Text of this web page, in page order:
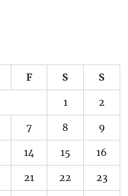
F S S
1 2
7 8 9
14 15 16
21 22 23